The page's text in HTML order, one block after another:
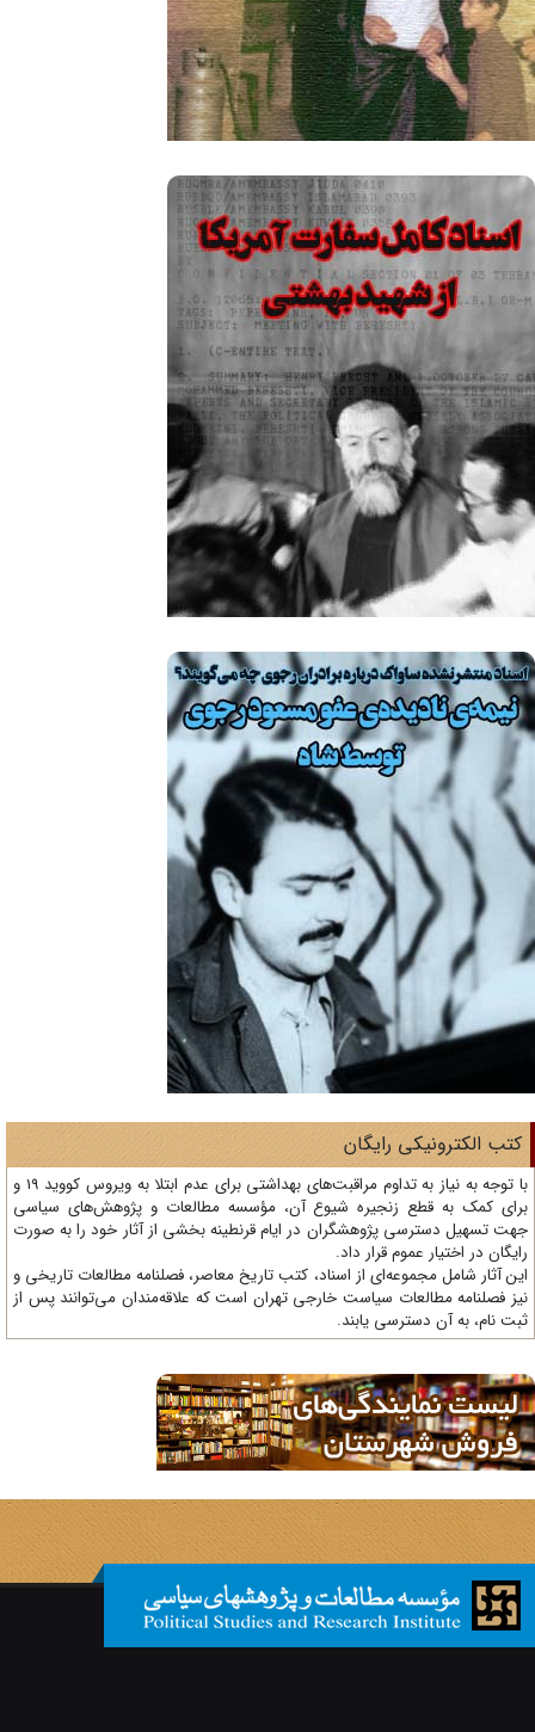
الکترونیکی رایگان
با توجه به نیاز به تداوم مراقبت‌های بهداشتی برای عدم ابتلا به ویروس کووید 19 و
کمک به قطع زنجیره شیوع آن، مؤسسه مطالعات و پژوهش‌های سیاسی
تسهیل دسترسی پژوهشگران در ایام قرنطینه بخشی از آثار خود را به صورت
در اختیار عموم قرار داد.
آثار شامل مجموعه‌ای از اسناد، کتب تاریخ معاصر، فصلنامه‌ مطالعات تاریخی و
فصلنامه مطالعات سیاست خارجی تهران است که علاقه‌مندان می‌توانند پس از
نام، به آن دسترسی یابند.